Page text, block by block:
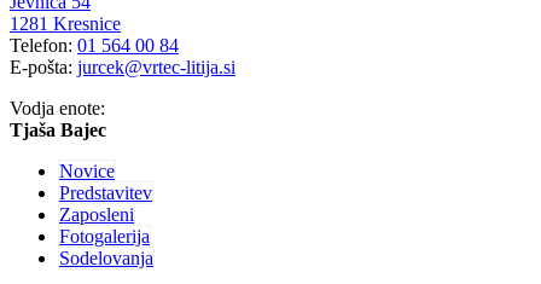
1281 Kresnice
Telefon: 01 564 00 84
E-pošta: jurcek@vrtec-litija.si
Vodja enote:
Tjaša Bajec
Novice
Predstavitev
Zaposleni
Fotogalerija
Sodelovanja